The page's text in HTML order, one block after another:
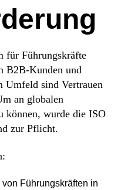
für Führungskräfte
B2B-Kunden und
Umfeld sind Vertrauen
an globalen
können, wurde die ISO
zur Pflicht.
von Führungskräften in